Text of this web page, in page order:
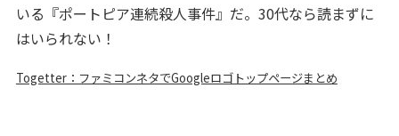
いる『ポートピア連続殺人事件』だ。30代なら読まずに
はいられない！
Togetter：ファミコンネタでGoogleロゴトップページまとめ